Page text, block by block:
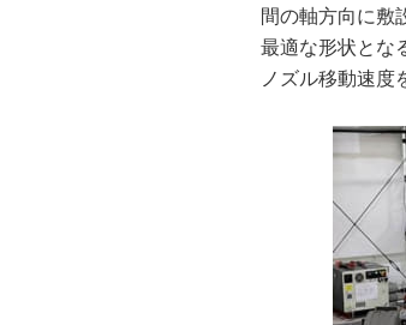
間の軸方向に敷
最適な形状とな
ノズル移動速度